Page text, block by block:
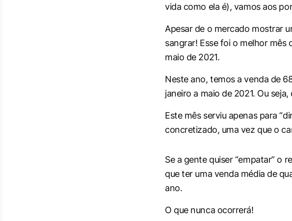
vida como ela é), vamos aos
Apesar de o mercado mostrar
sangrar! Esse foi o melhor mês
maio de 2021.
Neste ano, temos a venda de
janeiro a maio de 2021. Ou seja,
Este mês serviu apenas para
concretizado, uma vez que o
Se a gente quiser “empatar” o
que ter uma venda média de
ano.
O que nunca ocorrerá!